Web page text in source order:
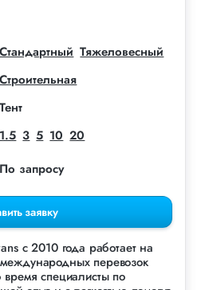
Стандартный Тяжеловесный
Строительная
Тент
1.5 3 5 10 20
По запросу
заявку
с 2010 года работает на
перевозок
специалисты по